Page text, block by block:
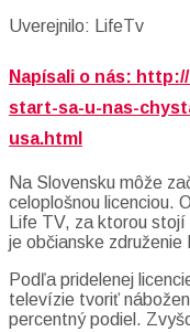
Uverejnilo: LifeTv
Napísali o nás:
start-sa-u-nas-
usa.html
Na Slovensku môže
celoplošnou licenciou.
Life TV, za ktorou
je občianske
Podľa pridelenej
televízie tvoriť
percentný podiel.